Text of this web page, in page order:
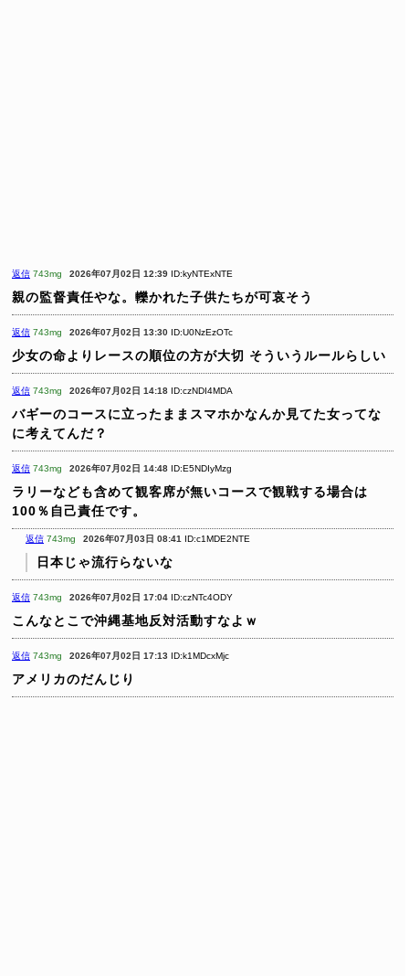
返信 743mg 2026年07月02日 12:39 ID:kyNTExNTE
親の監督責任やな。轢かれた子供たちが可哀そう
返信 743mg 2026年07月02日 13:30 ID:U0NzEzOTc
少女の命よりレースの順位の方が大切 そういうルールらしい
返信 743mg 2026年07月02日 14:18 ID:czNDI4MDA
バギーのコースに立ったままスマホかなんか見てた女ってな
に考えてんだ？
返信 743mg 2026年07月02日 14:48 ID:E5NDIyMzg
ラリーなども含めて観客席が無いコースで観戦する場合は
100％自己責任です。
返信 743mg 2026年07月03日 08:41 ID:c1MDE2NTE
日本じゃ流行らないな
返信 743mg 2026年07月02日 17:04 ID:czNTc4ODY
こんなとこで沖縄基地反対活動すなよｗ
返信 743mg 2026年07月02日 17:13 ID:k1MDcxMjc
アメリカのだんじり